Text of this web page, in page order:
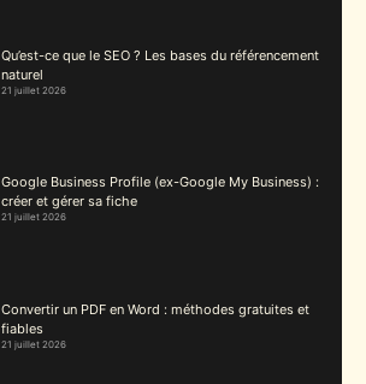
Qu’est-ce que le SEO ? Les bases du référencement
naturel
21 juillet 2026
Google Business Profile (ex-Google My Business) :
créer et gérer sa fiche
21 juillet 2026
Convertir un PDF en Word : méthodes gratuites et
fiables
21 juillet 2026